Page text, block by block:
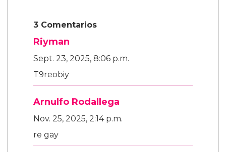
3 Comentarios
Riyman
Sept. 23, 2025, 8:06 p.m.
T9reobiy
Arnulfo Rodallega
Nov. 25, 2025, 2:14 p.m.
re gay